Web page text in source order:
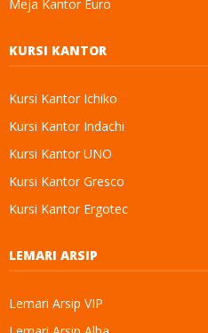
Meja Kantor Euro
KURSI KANTOR
Kursi Kantor Ichiko
Kursi Kantor Indachi
Kursi Kantor UNO
Kursi Kantor Gresco
Kursi Kantor Ergotec
LEMARI ARSIP
Lemari Arsip VIP